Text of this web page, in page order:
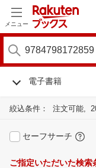
メニュー
電子書籍
絞込条件： 注文可能
セーフサーチ
ご指定いただいた検